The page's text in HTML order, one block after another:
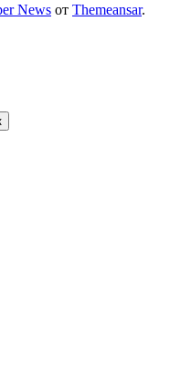
News от Themeansar.